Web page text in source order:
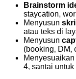
Brainstorm
staycation,
Menyusun
atau teks di
Menyusun
(booking, DM,
4, santai